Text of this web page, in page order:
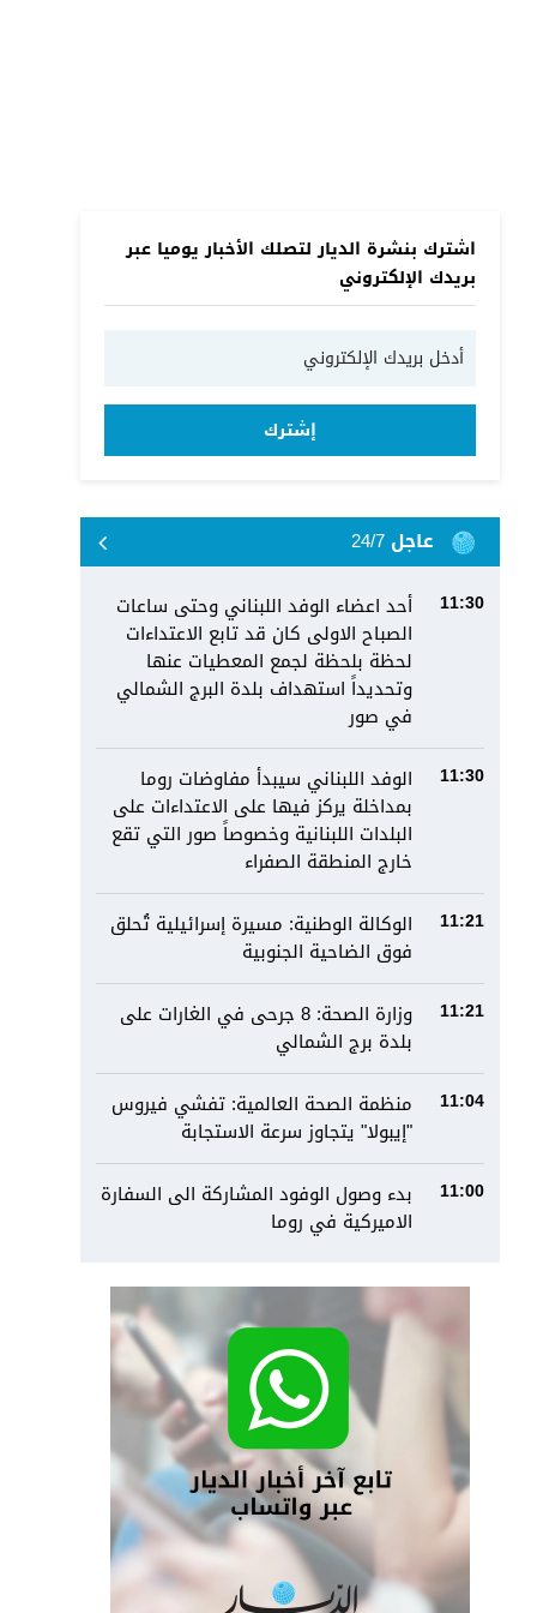
اشترك بنشرة الديار لتصلك الأخبار يوميا عبر
بريدك الإلكتروني
إشترك
عاجل 24/7
11:30
أحد اعضاء الوفد اللبناني وحتى ساعات
الصباح الاولى كان قد تابع الاعتداءات
لحظة بلحظة لجمع المعطيات عنها
وتحديداً استهداف بلدة البرج الشمالي
في صور
11:30
الوفد اللبناني سيبدأ مفاوضات روما
بمداخلة يركز فيها على الاعتداءات على
البلدات اللبنانية وخصوصاً صور التي تقع
خارج المنطقة الصفراء
11:21
الوكالة الوطنية: مسيرة إسرائيلية تُحلق
فوق الضاحية الجنوبية
11:21
وزارة الصحة: 8 جرحى في الغارات على
بلدة برج الشمالي
11:04
منظمة الصحة العالمية: تفشي فيروس
"إيبولا" يتجاوز سرعة الاستجابة
11:00
بدء وصول الوفود المشاركة الى السفارة
الاميركية في روما